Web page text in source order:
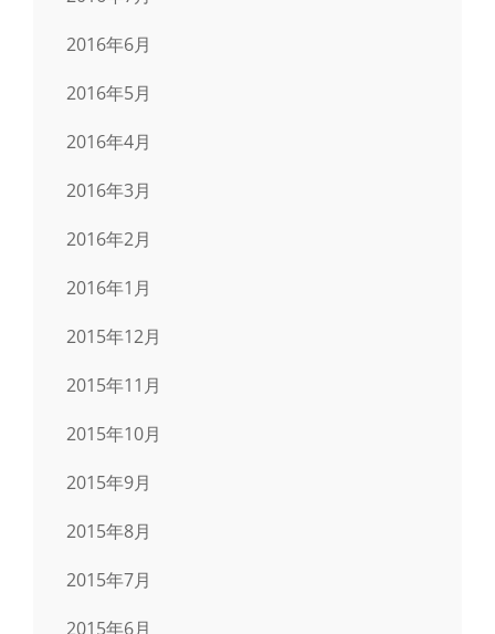
2016年6月
2016年5月
2016年4月
2016年3月
2016年2月
2016年1月
2015年12月
2015年11月
2015年10月
2015年9月
2015年8月
2015年7月
2015年6月